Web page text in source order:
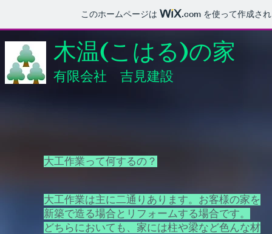
このホームページは .com を使って作成さ
木温(こはる)の家
有限会社 吉見建設
大工作業って何するの？
大工作業は主に二通りあります。お客様の家を
新築で造る場合とリフォームする場合です。
どちらにおいても、家には柱や梁など色んな材